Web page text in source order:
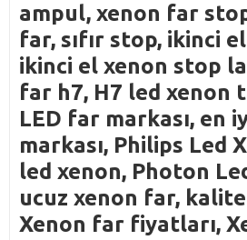
ampul, xenon far
far, sıfır stop, ikinci
ikinci el xenon stop
far h7, H7 led xenon
LED far markası, en
markası, Philips Led
led xenon, Photon
ucuz xenon far,
Xenon far fiyatları,